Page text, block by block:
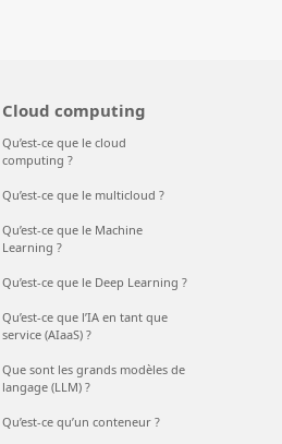
Cloud computing
Qu’est-ce que le cloud
computing ?
Qu’est-ce que le multicloud ?
Qu’est-ce que le Machine
Learning ?
Qu’est-ce que le Deep Learning ?
Qu’est-ce que l’IA en tant que
service (AIaaS) ?
Que sont les grands modèles de
langage (LLM) ?
Qu’est-ce qu’un conteneur ?